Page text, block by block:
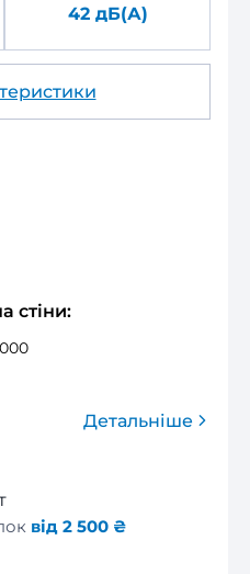
42 дБ(А)
стіни:
Детальніше
від 2 500 ₴